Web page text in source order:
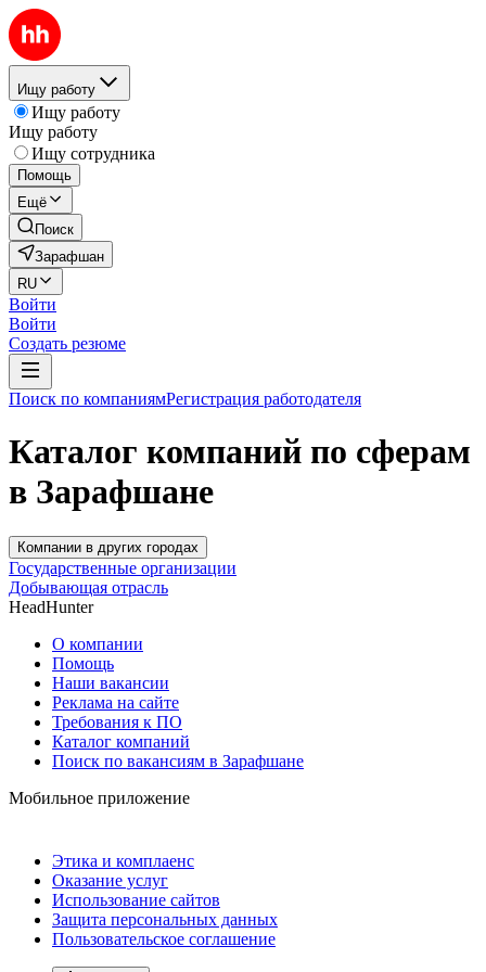
Ищу работу
Ищу работу
Ищу работу
Ищу сотрудника
Помощь
Ещё
Поиск
Зарафшан
RU
Войти
Войти
Создать резюме
Поиск по компаниямРегистрация работодателя
Каталог компаний по сферам
в Зарафшане
Компании в других городах
Государственные организации
Добывающая отрасль
HeadHunter
О компании
Помощь
Наши вакансии
Реклама на сайте
Требования к ПО
Каталог компаний
Поиск по вакансиям в Зарафшане
Мобильное приложение
Этика и комплаенс
Оказание услуг
Использование сайтов
Защита персональных данных
Пользовательское соглашение